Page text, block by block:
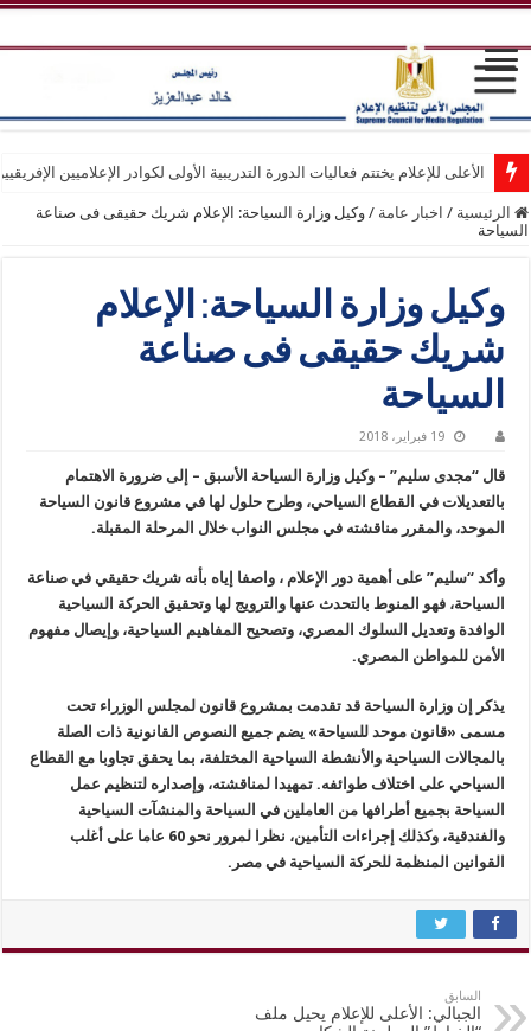
الأعلى للإعلام يختتم فعاليات الدورة التدريبية الأولى لكوادر الإعلاميين
الرئيسية / اخبار عامة / وكيل وزارة السياحة: الإعلام شريك حقيقى فى صناعة
السياحة
وكيل وزارة السياحة: الإعلام
شريك حقيقى فى صناعة
السياحة
19 فبراير، 2018
قال “مجدى سليم” – وكيل وزارة السياحة الأسبق – إلى ضرورة الاهتمام
بالتعديلات في القطاع السياحي، وطرح حلول لها في مشروع قانون السياحة
الموحد، والمقرر مناقشته في مجلس النواب خلال المرحلة المقبلة.
وأكد “سليم” على أهمية دور الإعلام ، واصفا إياه بأنه شريك حقيقي في صناعة
السياحة، فهو المنوط بالتحدث عنها والترويج لها وتحقيق الحركة السياحية
الوافدة وتعديل السلوك المصري، وتصحيح المفاهيم السياحية، وإيصال مفهوم
الأمن للمواطن المصري.
يذكر إن وزارة السياحة قد تقدمت بمشروع قانون لمجلس الوزراء تحت
مسمى «قانون موحد للسياحة» يضم جميع النصوص القانونية ذات الصلة
بالمجالات السياحية والأنشطة السياحية المختلفة، بما يحقق تجاوبا مع القطاع
السياحي على اختلاف طوائفه. تمهيدا لمناقشته، وإصداره لتنظيم عمل
السياحة بجميع أطرافها من العاملين في السياحة والمنشآت السياحية
والفندقية، وكذلك إجراءات التأمين، نظرا لمرور نحو 60 عاما على أغلب
القوانين المنظمة للحركة السياحية في مصر.
السابق
الجبالي: الأعلى للإعلام يحيل ملف